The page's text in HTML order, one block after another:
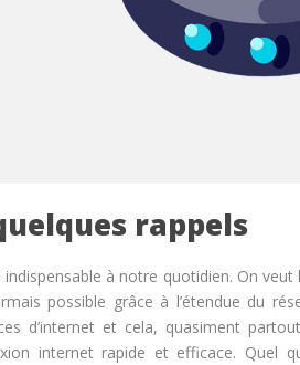
rappels
indispensable à notre quotidien. On
possible grâce à l’étendue du
d’internet et cela, quasiment
internet rapide et efficace. Quel